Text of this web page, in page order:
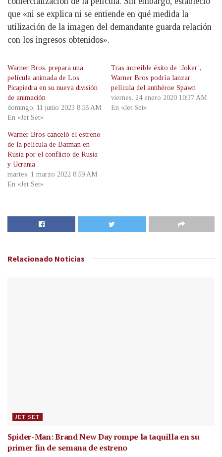
que «ni se explica ni se entiende en qué medida la
utilización de la imagen del demandante guarda relación
con los ingresos obtenidos».
Warner Bros. prepara una
película animada de Los
Picapiedra en su nueva división
de animación
domingo, 11 junio 2023 8:58 AM
En «Jet Set»
Tras increíble éxito de ‘Joker’,
Warner Bros podría lanzar
película del antihéroe Spawn
viernes, 24 enero 2020 10:37 AM
En «Jet Set»
Warner Bros canceló el estreno
de la película de Batman en
Rusia por el conflicto de Rusia
y Ucrania
martes, 1 marzo 2022 8:59 AM
En «Jet Set»
Relacionado Noticias
JET SET
Spider-Man: Brand New Day rompe la taquilla en su
primer fin de semana de estreno